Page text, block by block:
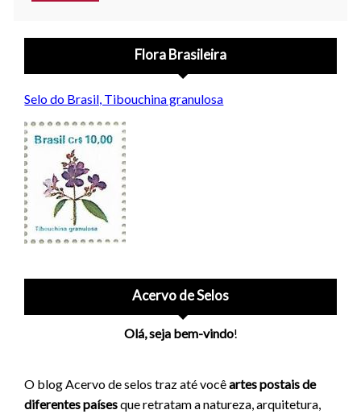
Flora Brasileira
Selo do Brasil, Tibouchina granulosa
Acervo de Selos
Olá, seja bem-vindo!
O blog Acervo de selos traz até vocêartes postais de
diferentes paísesque retratam a natureza, arquitetura,